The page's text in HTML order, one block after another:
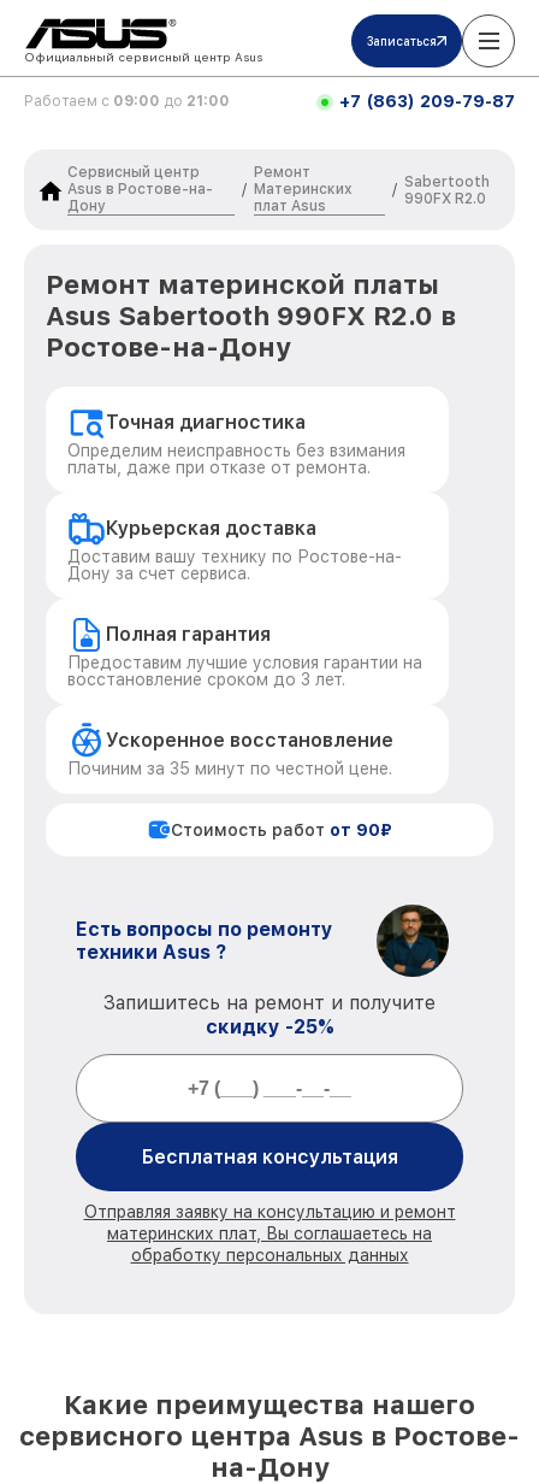
Официальный сервисный центр Asus
Записаться
Работаем с 09:00 до 21:00 +7 (863) 209-79-87
Сервисный центр
Asus в Ростове-на-
Дону
/
Ремонт
Материнских
плат Asus
/ Sabertooth
990FX R2.0
Ремонт материнской платы
Asus Sabertooth 990FX R2.0 в
Ростове-на-Дону
Точная диагностика
Определим неисправность без взимания
платы, даже при отказе от ремонта.
Курьерская доставка
Доставим вашу технику по Ростове-на-
Дону за счет сервиса.
Полная гарантия
Предоставим лучшие условия гарантии на
восстановление сроком до 3 лет.
Ускоренное восстановление
Починим за 35 минут по честной цене.
Стоимость работ от 90₽
Есть вопросы по ремонту
техники Asus ?
Запишитесь на ремонт и получите
скидку -25%
Бесплатная консультация
Отправляя заявку на консультацию и ремонт
материнских плат, Вы соглашаетесь на
обработку персональных данных
Какие преимущества нашего
сервисного центра Asus в Ростове-
на-Дону